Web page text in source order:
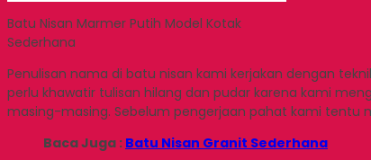
Batu Nisan Marmer Putih Model Kotak
Sederhana
Penulisan nama di batu nisan kami kerjakan dengan
perlu khawatir tulisan hilang dan pudar karena kami
masing-masing. Sebelum pengerjaan pahat kami tentu
Baca Juga : Batu Nisan Granit Sederhana